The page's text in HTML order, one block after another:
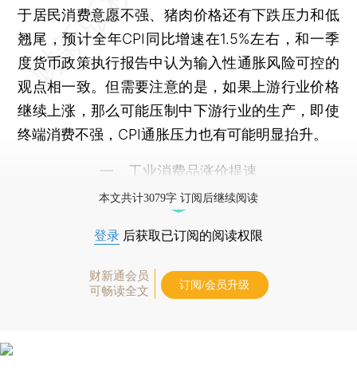
于居民消费意愿不强、猪肉价格还有下跌压力和低
翘尾，预计全年CPI同比增速在1.5%左右，和一季
度货币政策执行报告中认为输入性通胀风险可控的
观点相一致。但需要注意的是，如果上游行业价格
继续上涨，那么可能压制中下游行业的生产，即使
终端消费不强，CPI通胀压力也有可能明显抬升。
一、工业消费品涨价提速
本文共计3079字 订阅后继续阅读
登录 后获取已订阅的阅读权限
财新通会员
可畅读全文
订阅/会员升级